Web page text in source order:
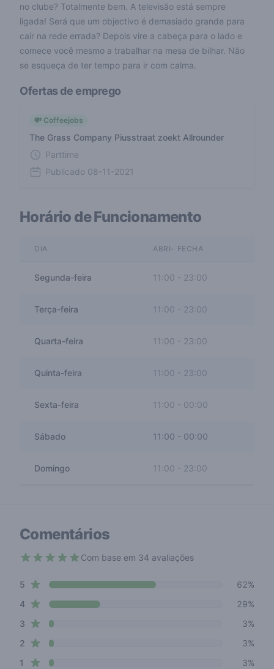
no clube? Totalmente bem. A televisão está sempre
ligada! Será que um objectivo é demasiado grande para
cair na rede errada? Depois vire a cabeça para o lado e
comece você mesmo a trabalhar na mesa de bilhar. Não
se esqueça de ter tempo para ir com calma.
Ofertas de emprego
The Grass Company Piusstraat zoekt Allrounder
💸 Coffeejobs
Parttime
Publicado 08-11-2021
Horário de Funcionamento
DIA ABRI- FECHA
Segunda-feira 11:00 - 23:00
Terça-feira 11:00 23:00
Quarta-feira 11:00 - 23:00
Quinta-feira 11:00 23:00
Sexta-feira 11:00 - 00:00
Sábado 11:00 - 00:00
Domingo 11:00 - 23:00
Comentários
Com base em 34 avaliações
Review data
5 star reviews
62%
4star reviews
29%
3 star reviews
3%
2 star reviews
3%
1 star reviews 3%